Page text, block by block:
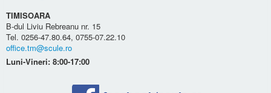
TIMISOARA
B-dul Liviu Rebreanu nr. 15
Tel. 0256-47.80.64, 0755-07.22.10
office.tm@scule.ro
Luni-Vineri: 8:00-17:00